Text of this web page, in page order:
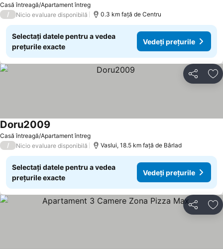
Casă întreagă/Apartament întreg
/ Nicio evaluare disponibilă 0.3 km faţă de Centru
Selectați datele pentru a vedea
prețurile exacte
Vedeți prețurile
Distribuiți
Casă întreagă/Apartament întreg
Doru2009
/ Nicio evaluare disponibilă Vaslui, 18.5 km faţă de Bârlad
Selectați datele pentru a vedea
prețurile exacte
Vedeți prețurile
Distribuiți